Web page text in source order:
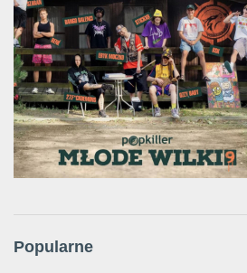
Popularne